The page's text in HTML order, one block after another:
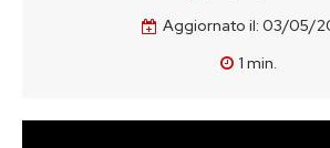
Aggiornato il: 03/05/
1 min.